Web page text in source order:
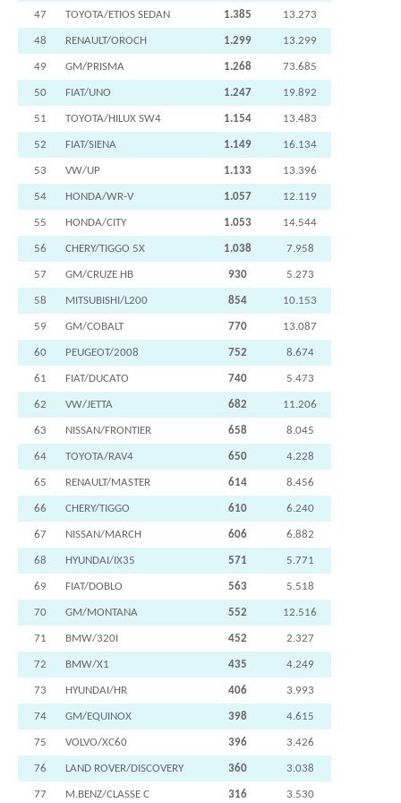
47 TOYOTA/ETIOS SEDAN 1.385 13.273
48 RENAULT/OROCH 1.299 13.299
49 GM/PRISMA 1.268 73.685
50 FIAT/UNO 1.247 19.892
51 TOYOTA/HILUX SW4 1.154 13.483
52 FIAT/SIENA 1.149 16.134
53 VW/UP 1.133 13.396
54 HONDA/WR-V 1.057 12.119
55 HONDA/CITY 1.053 14.544
56 CHERY/TIGGO 5X 1.038 7.958
57 GM/CRUZE HB 930 5.273
58 MITSUBISHI/L200 854 10.153
59 GM/COBALT 770 13.087
60 PEUGEOT/2008 752 8.674
61 FIAT/DUCATO 740 5.473
62 VW/JETTA 682 11.206
63 NISSAN/FRONTIER 658 8.045
64 TOYOTA/RAV4 650 4.228
65 RENAULT/MASTER 614 8.456
66 CHERY/TIGGO 610 6.240
67 NISSAN/MARCH 606 6.882
68 HYUNDAI/IX35 571 5.771
69 FIAT/DOBLO 563 5.518
70 GM/MONTANA 552 12.516
71 BMW/320I 452 2.327
72 BMW/X1 435 4.249
73 HYUNDAI/HR 406 3.993
74 GM/EQUINOX 398 4.615
75 VOLVO/XC60 396 3.426
76 LAND ROVER/DISCOVERY 360 3.038
77 M.BENZ/CLASSE C 316 3.530